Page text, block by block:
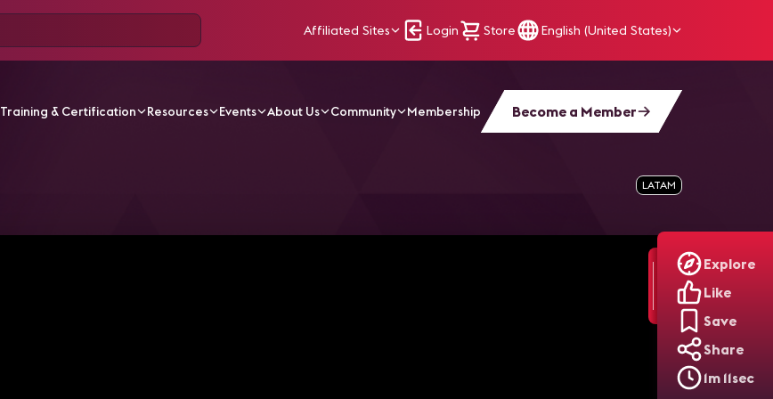
Affiliated Sites Login Store English (United States)
Training & Certification Resources Events About Us Community Membership Become a Member
Explore
Like
Save
Share
1m 11sec
LATAM